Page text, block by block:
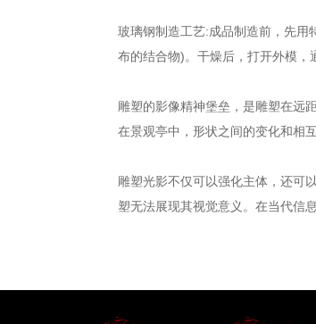
玻璃钢制造工艺:成品制造前，先用
布的结合物)。干燥后，打开外模，
雕塑的影像精神堡垒，是雕塑在远
在景观亭中，形状之间的变化和相
雕塑光影不仅可以强化主体，还可
塑无法展现其视觉意义。在当代信